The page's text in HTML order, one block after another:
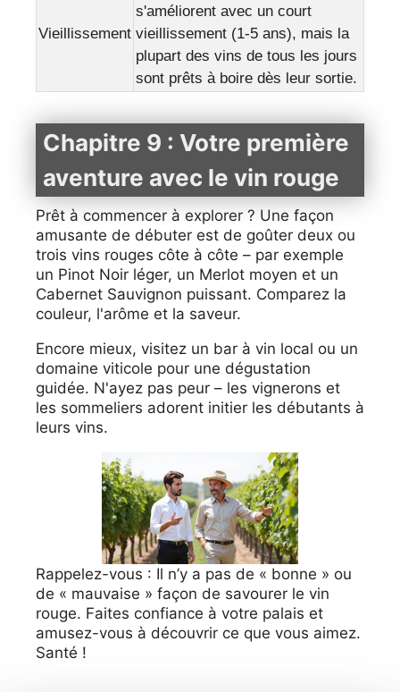
Vieillissement
s'améliorent avec un court
vieillissement (1-5 ans), mais la
plupart des vins de tous les jours
sont prêts à boire dès leur sortie.
Chapitre 9 : Votre première
aventure avec le vin rouge
Prêt à commencer à explorer ? Une façon
amusante de débuter est de goûter deux ou
trois vins rouges côte à côte – par exemple
un Pinot Noir léger, un Merlot moyen et un
Cabernet Sauvignon puissant. Comparez la
couleur, l'arôme et la saveur.
Encore mieux, visitez un bar à vin local ou un
domaine viticole pour une dégustation
guidée. N'ayez pas peur – les vignerons et
les sommeliers adorent initier les débutants à
leurs vins.
Rappelez-vous : Il n’y a pas de « bonne » ou
de « mauvaise » façon de savourer le vin
rouge. Faites confiance à votre palais et
amusez-vous à découvrir ce que vous aimez.
Santé !